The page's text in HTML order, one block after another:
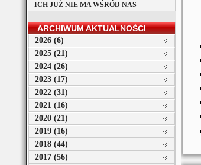
ICH JUŻ NIE MA WŚRÓD NAS
ARCHIWUM AKTUALNOŚCI
2026 (6)
2025 (21)
2024 (26)
2023 (17)
2022 (31)
2021 (16)
2020 (21)
2019 (16)
2018 (44)
2017 (56)